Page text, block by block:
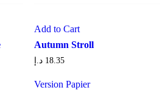
Add to Cart
Autumn Stroll
18.35 د.إ
Version Papier